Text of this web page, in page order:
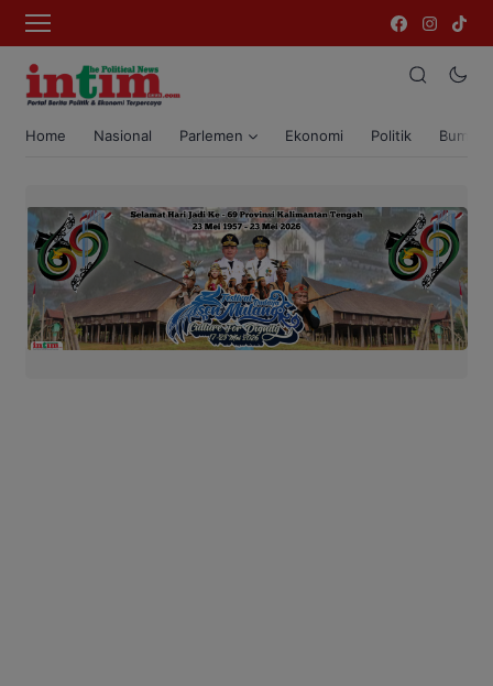
Home Nasional Parlemen Ekonomi Politik Bumi